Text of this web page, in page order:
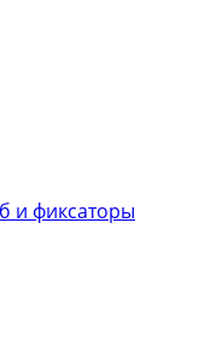
и фиксаторы